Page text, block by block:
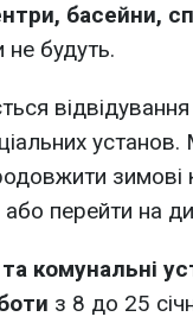
басейни,
будуть.
відвідування
зимові
або перейти на
комунальні
з 8 до 25